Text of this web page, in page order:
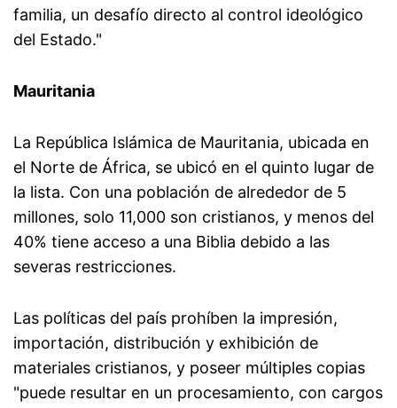
familia, un desafío directo al control ideológico
del Estado."
Mauritania
La República Islámica de Mauritania, ubicada en
el Norte de África, se ubicó en el quinto lugar de
la lista. Con una población de alrededor de 5
millones, solo 11,000 son cristianos, y menos del
40% tiene acceso a una Biblia debido a las
severas restricciones.
Las políticas del país prohíben la impresión,
importación, distribución y exhibición de
materiales cristianos, y poseer múltiples copias
"puede resultar en un procesamiento, con cargos